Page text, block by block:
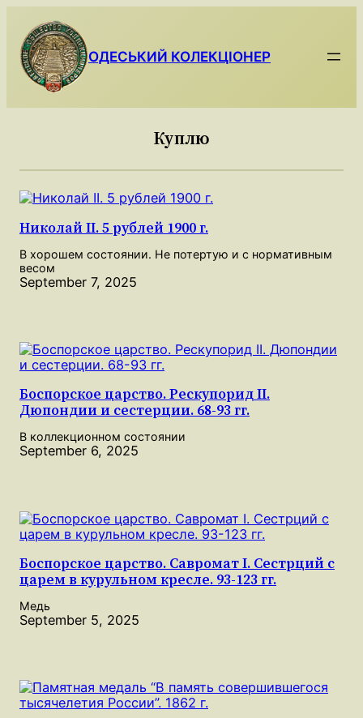
content
ОДЕСЬКИЙ КОЛЕКЦІОНЕР
Куплю
Николай II. 5 рублей 1900 г.
В хорошем состоянии. Не потертую и с нормативным
весом
September 7, 2025
Боспорское царство. Рескупорид II.
Дюпондии и сестерции. 68-93 гг.
В коллекционном состоянии
September 6, 2025
Боспорское царство. Савромат I. Сестрций с
царем в курульном кресле. 93-123 гг.
Медь
September 5, 2025